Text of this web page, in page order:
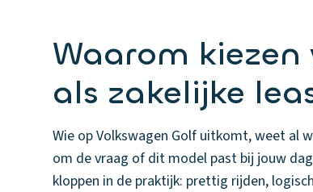
Waarom
als zakelijke
Wie op Volkswagen Golf uitkomt, weet al
om de vraag of dit model past bij jouw
kloppen in de praktijk: prettig rijden,